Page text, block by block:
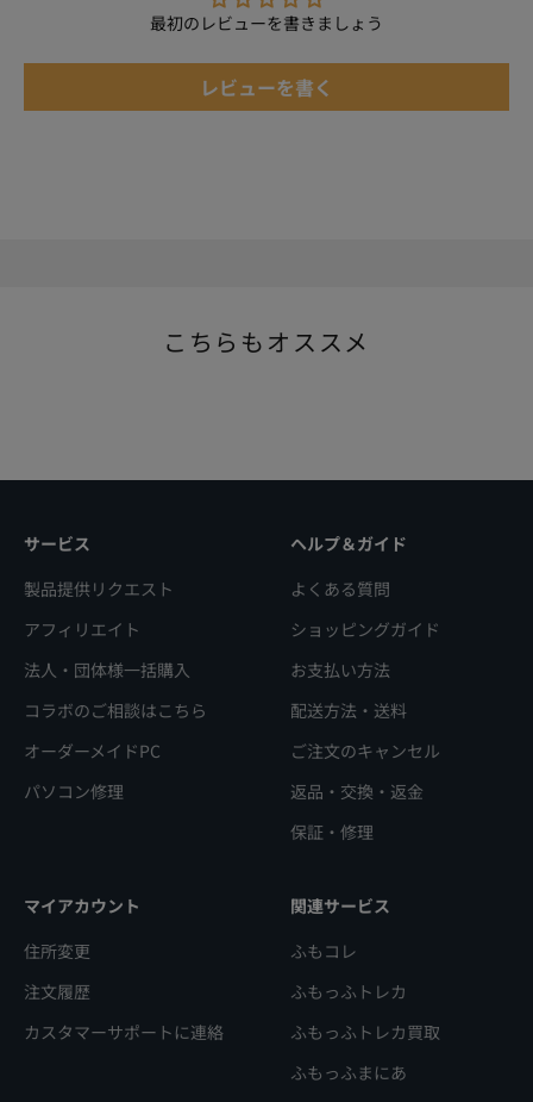
最初のレビューを書きましょう
レビューを書く
サービス
製品提供リクエスト
アフィリエイト
法人・団体様一括購入
コラボのご相談はこちら
オーダーメイドPC
パソコン修理
ヘルプ＆ガイド
よくある質問
ショッピングガイド
お支払い方法
配送方法・送料
ご注文のキャンセル
返品・交換・返金
保証・修理
マイアカウント
住所変更
注文履歴
カスタマーサポートに連絡
関連サービス
ふもコレ
ふもっふトレカ
ふもっふトレカ買取
ふもっふまにあ